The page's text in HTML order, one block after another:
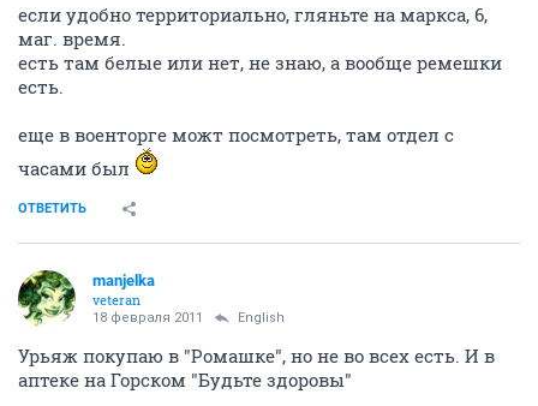
если удобно территориально, гляньте на маркса, 6,
маг. время.
есть там белые или нет, не знаю, а вообще ремешки
есть.
еще в военторге можт посмотреть, там отдел с
часами был
ОТВЕТИТЬ
manjelka
veteran
18 февраля 2011 English
Урьяж покупаю в "Ромашке", но не во всех есть. И в
аптеке на Горском "Будьте здоровы"